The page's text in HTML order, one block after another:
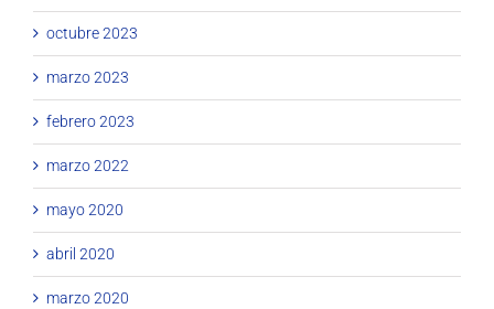
octubre 2023
marzo 2023
febrero 2023
marzo 2022
mayo 2020
abril 2020
marzo 2020